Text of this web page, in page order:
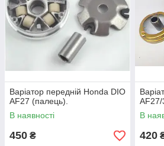
Варіатор передній Honda DIO
AF27 (палець).
В наявності
450 ₴
AF27/
В
420